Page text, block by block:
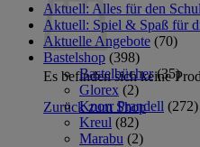
Es befinden sich keine
Zurück zum Shop
Aktuell: Alles für den
Aktuell: Spiel & Spaß für
Aktuelle Angebote (70)
Bastelshop (398)
Bastelbücher (35)
Glorex (2)
Knorr Prandell (272)
Kreul (82)
Marabu (2)